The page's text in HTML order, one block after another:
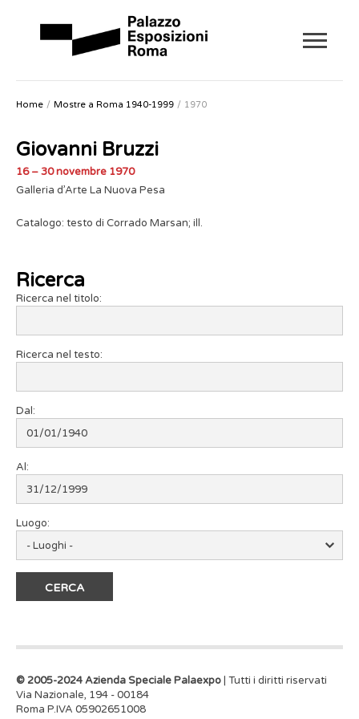
Home Mostre a Roma 1940-1999 1970
Giovanni Bruzzi
16 – 30 novembre 1970
Galleria d’Arte La Nuova Pesa
Catalogo: testo di Corrado Marsan; ill.
Ricerca
Ricerca nel titolo:
Ricerca nel testo:
Dal:
Al:
Luogo:
© 2005-2024 Azienda Speciale Palaexpo | Tutti i diritti riservati
Via Nazionale, 194 - 00184
Roma P.IVA 05902651008